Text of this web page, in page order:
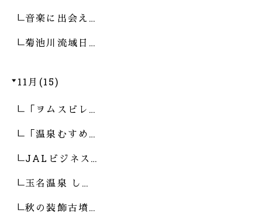
音楽に出会え…
菊池川流域日…
11月(15)
「ヲムスビレ…
「温泉むすめ…
JALビジネス…
玉名温泉 し…
秋の装飾古墳…